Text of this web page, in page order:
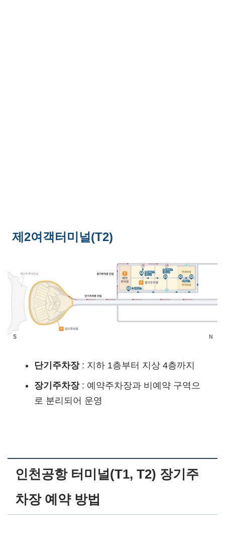
제2여객터미널(T2)
단기주차장: 지하 1층부터 지상 4층까지
장기주차장: 예약주차장과 비예약 구역으
로 분리되어 운영
인천공항 터미널(T1, T2) 장기주
차장 예약 방법